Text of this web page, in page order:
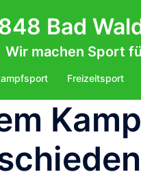
Bad
Wir machen Sport
Freizeitsport